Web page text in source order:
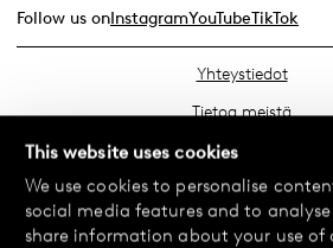
This website uses cookies
We use cookies to personalise
social media features and to
share information about your use of
Follow us onInstagramYouTubeTikTok
Yhteystiedot
Tietoa meistä
Etsi lähin myymäläsi
Usein kysyttyä
Käyttöehdot